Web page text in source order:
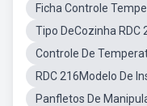
Ficha Controle
Tipo DeCozinha RDC
Controle De
RDC 216Modelo De
Panfletos De